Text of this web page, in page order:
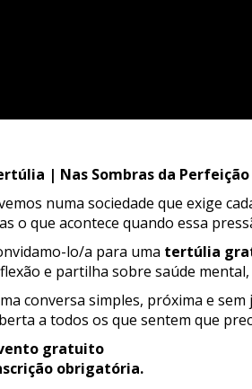
| Nas Sombras da Perfeição
numa sociedade que exige
o que acontece quando essa
lo/a para uma tertúlia
e partilha sobre saúde
conversa simples, próxima e
a todos os que sentem que
gratuito
obrigatória.